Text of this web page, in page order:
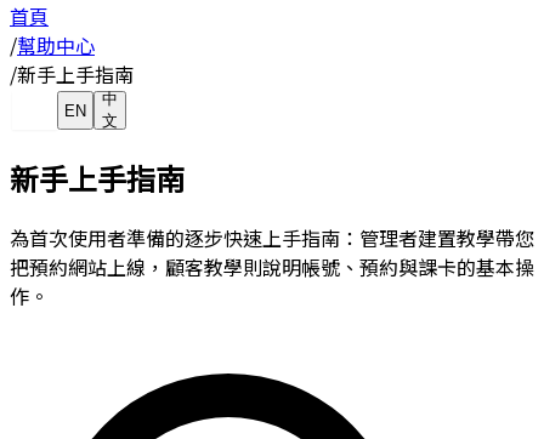
首頁
/幫助中心
/新手上手指南
EN
中
文
新手上手指南
為首次使用者準備的逐步快速上手指南：管理者建置教學帶您
把預約網站上線，顧客教學則說明帳號、預約與課卡的基本操
作。